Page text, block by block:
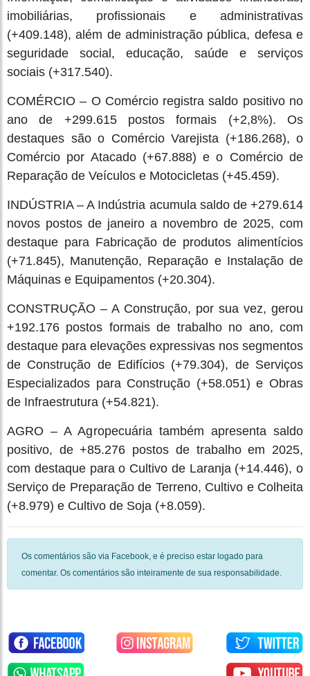
imobiliárias, profissionais e administrativas
(+409.148), além de administração pública, defesa e
seguridade social, educação, saúde e serviços
sociais (+317.540).
COMÉRCIO – O Comércio registra saldo positivo no
ano de +299.615 postos formais (+2,8%). Os
destaques são o Comércio Varejista (+186.268), o
Comércio por Atacado (+67.888) e o Comércio de
Reparação de Veículos e Motocicletas (+45.459).
INDÚSTRIA – A Indústria acumula saldo de +279.614
novos postos de janeiro a novembro de 2025, com
destaque para Fabricação de produtos alimentícios
(+71.845), Manutenção, Reparação e Instalação de
Máquinas e Equipamentos (+20.304).
CONSTRUÇÃO – A Construção, por sua vez, gerou
+192.176 postos formais de trabalho no ano, com
destaque para elevações expressivas nos segmentos
de Construção de Edifícios (+79.304), de Serviços
Especializados para Construção (+58.051) e Obras
de Infraestrutura (+54.821).
AGRO – A Agropecuária também apresenta saldo
positivo, de +85.276 postos de trabalho em 2025,
com destaque para o Cultivo de Laranja (+14.446), o
Serviço de Preparação de Terreno, Cultivo e Colheita
(+8.979) e Cultivo de Soja (+8.059).
Os comentários são via Facebook, e é preciso estar logado para
comentar. Os comentários são inteiramente de sua responsabilidade.